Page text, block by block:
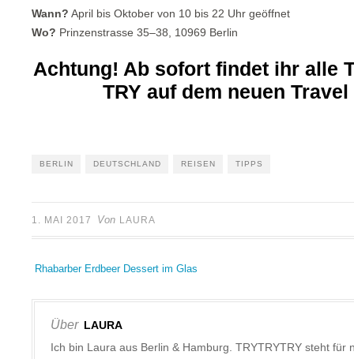
Wann? April bis Oktober von 10 bis 22 Uhr geöffnet
Wo? Prinzenstrasse 35–38, 10969 Berlin
Achtung! Ab sofort findet ihr alle
TRY auf dem neuen
BERLIN DEUTSCHLAND REISEN TIPPS
1. MAI 2017 Von LAURA
Rhabarber Erdbeer Dessert im Glas
Über LAURA
Ich bin Laura aus Berlin & Hamburg. TRYTRYTRY steht